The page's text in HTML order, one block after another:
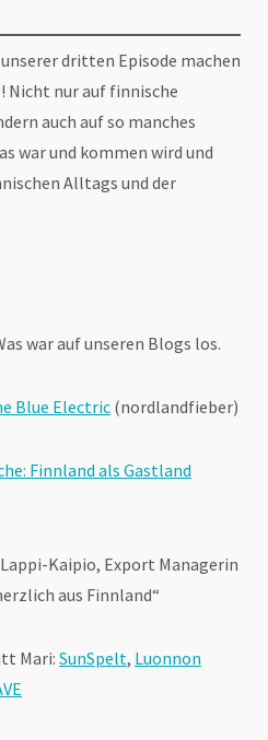
dritten Episode machen
Nicht nur auf finnische
auch auf so manches
war und kommen wird und
Alltags und der
war auf unseren Blogs los.
Blue Electric (nordlandfieber)
Finnland als Gastland
Kaipio, Export Managerin
aus Finnland“
Mari: SunSpelt, Luonnon